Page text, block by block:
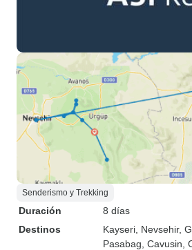
Senderismo y Trekking
Duración
8 días
Destinos
Kayseri , Nevsehir,
Pasabag , Cavusin ,